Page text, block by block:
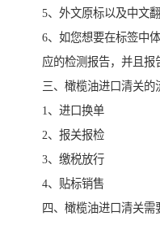
5、外文原标以及中文
6、如您想要在标签中
应的检测报告，并且
三、橄榄油进口清关的
1、进口换单
2、报关报检
3、缴税放行
4、贴标销售
四、橄榄油进口清关需